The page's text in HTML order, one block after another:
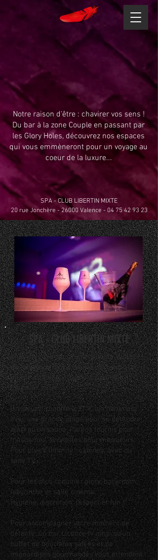
Notre raison d'être : chavirer vos sens !
Du bar à la zone Couple en passant par
les Glory Holes, découvrez nos espaces
qui vous emmèneront pour un voyage au
coeur de la luxure...
SPA - CLUB LIBERTIN MIXTE
20 rue Jonchère - 26000 Valence - 04 75 42 93 23
SPA - CLUB LIBERTIN MIXTE
En plein cœur du centre-ville de Valence,
en toute discrétion, venez découvrir La
Plume du Phénix Sauna & Spa Club
Libertin.
Un jacuzzi chauffé à 37°C, un hammam
avec une grande plage pour se détendre
ainsi qu’un sauna. Paréos fournis pour
mesdames, serviettes pour messieurs.
Pour plus d’intimité : cabines, avec ou
sans TV.
Pour les plus coquins : glory, backroom,
labyrinthe et salle cinéma.
Hygiène, discrétion, respect et fun !
Pour accompagner votre moment de
détente, un bar Licence IV ainsi qu'un
buffet de bouchées salées et de
mignardises gourmandes vous attendent